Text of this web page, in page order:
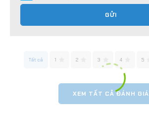
GỬI
Tất cả 1 2 3 4 5
XEM TẤT CẢ ĐÁNH GIÁ